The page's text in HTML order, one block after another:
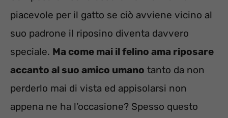
piacevole per il gatto se ciò avviene vicino al
suo padrone il riposino diventa davvero
speciale. Ma come mai il felino ama riposare
accanto al suo amico umano tanto da non
perderlo mai di vista ed appisolarsi non
appena ne ha l’occasione? Spesso questo